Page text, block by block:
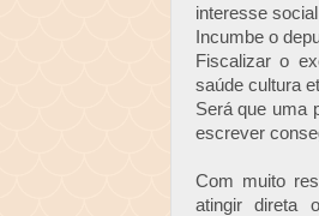
interesse
Incumbe o
Fiscalizar o
saúde cultura
Será que uma
escrever
Com muito
atingir direta